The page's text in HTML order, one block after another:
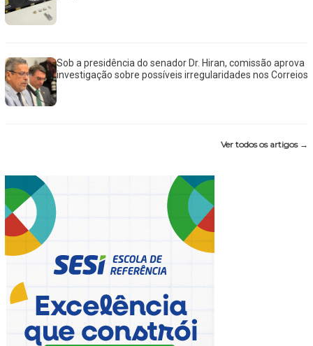
Sob a presidência do senador Dr. Hiran, comissão aprova
investigação sobre possíveis irregularidades nos Correios
Ver todos os artigos →